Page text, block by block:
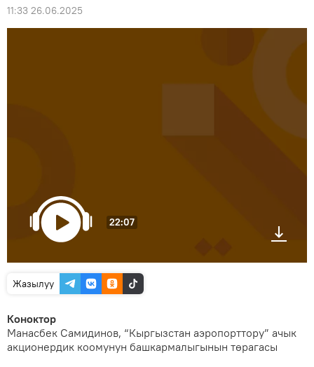
11:33 26.06.2025
22:07
Жазылуу
Коноктор
Манасбек Самидинов, “Кыргызстан аэропорттору” ачык
акционердик коомунун башкармалыгынын төрагасы